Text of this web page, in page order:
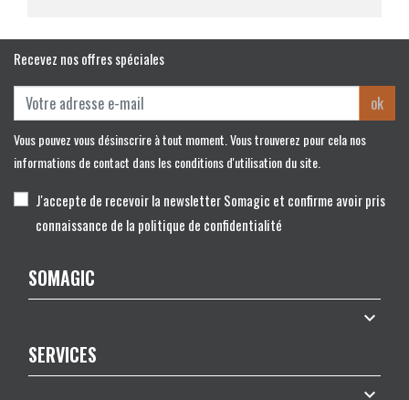
Recevez nos offres spéciales
ok
Vous pouvez vous désinscrire à tout moment. Vous trouverez pour cela nos
informations de contact dans les conditions d'utilisation du site.
J'accepte de recevoir la newsletter Somagic et confirme avoir pris
connaissance de la politique de confidentialité
SOMAGIC

SERVICES
